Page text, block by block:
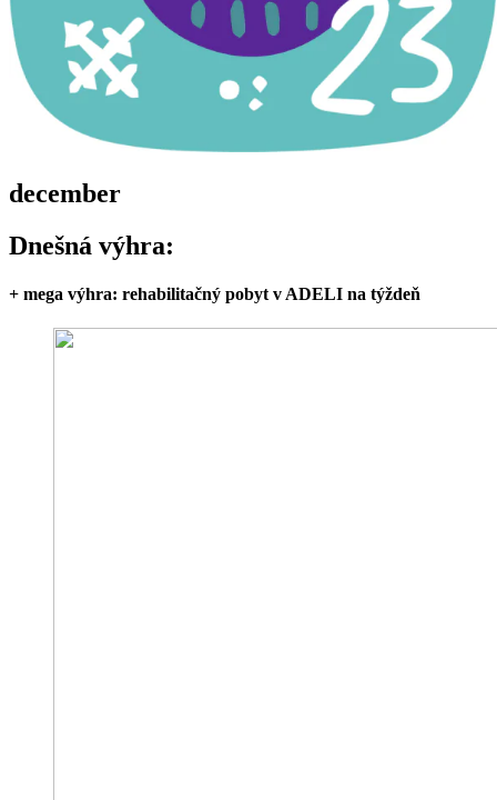
december
Dnešná výhra:
+ mega výhra: rehabilitačný pobyt v ADELI na týždeň